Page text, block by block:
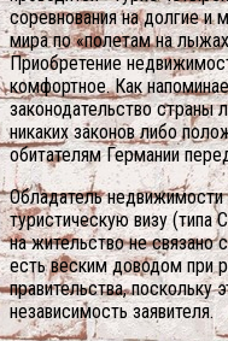
соревнования на долгие и
мира по «полетам на
Приобретение
комфортное. Как
законодательство страны
никаких законов либо
обитателям Германии
Обладатель
туристическую визу (типа
на жительство не связано
есть веским доводом при
правительства, поскольку
независимость заявителя.